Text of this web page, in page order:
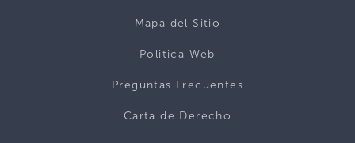
Mapa del Sitio
Politica Web
Preguntas Frecuentes
Carta de Derecho